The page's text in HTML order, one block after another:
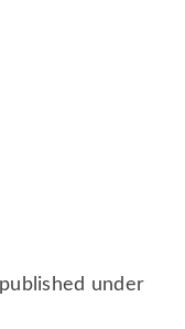
under